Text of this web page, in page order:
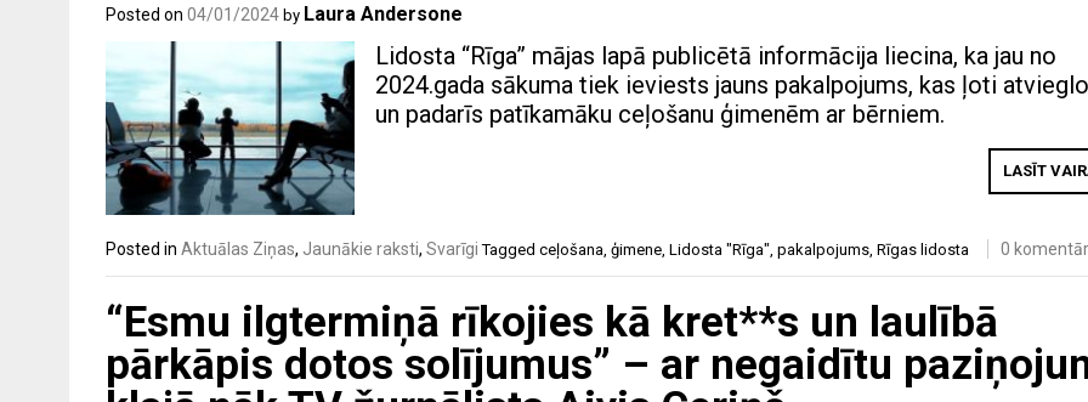
Posted on 04/01/2024 by Laura Andersone
Lidosta “Rīga” mājas lapā publicētā informācija liecina, ka jau no
2024.gada sākuma tiek ieviests jauns pakalpojums, kas ļoti
un padarīs patīkamāku ceļošanu ģimenēm ar bērniem.
LASĪT
Posted in Aktuālas Ziņas, Jaunākie raksti, Svarīgi Tagged ceļošana, ģimene, Lidosta "Rīga", pakalpojums, Rīgas lidosta 0
“Esmu ilgtermiņā rīkojies kā kret**s un laulībā
pārkāpis dotos solījumus” – ar negaidītu